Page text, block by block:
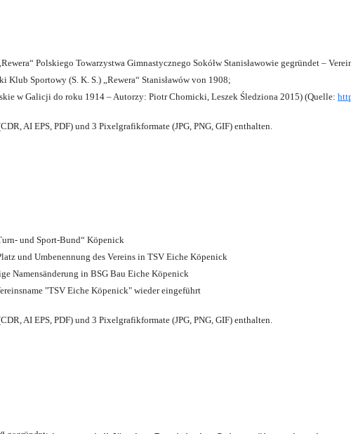
Polskiego Towarzystwa Gimnastycznego Sokółw Stanisławowie gegründet –
Klub Sportowy (S. K. S.) „Rewera“ Stanisławów von 1908;
w Galicji do roku 1914 – Autorzy: Piotr Chomicki, Leszek Śledziona 2015) (Quelle:
AI EPS, PDF) und 3 Pixelgrafikformate (JPG, PNG, GIF) enthalten.
und Sport-Bund“ Köpenick
und Umbenennung des Vereins in TSV Eiche Köpenick
Namensänderung in BSG Bau Eiche Köpenick
"TSV Eiche Köpenick" wieder eingeführt
AI EPS, PDF) und 3 Pixelgrafikformate (JPG, PNG, GIF) enthalten.